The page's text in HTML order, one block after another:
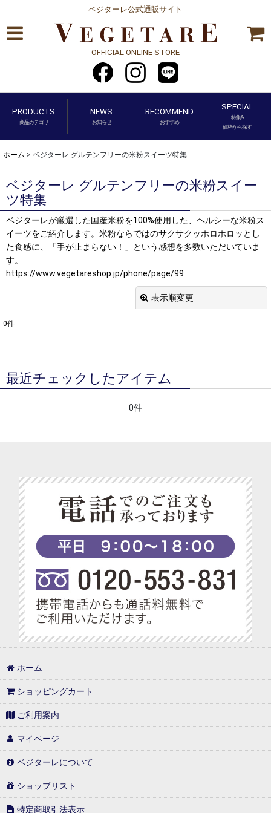
ベジターレ公式通販サイト
OFFICIAL ONLINE STORE
PRODUCTS
商品カテゴリ
NEWS
お知らせ
RECOMMEND
おすすめ
SPECIAL
特集&
価格から探す
ホーム > ベジターレ グルテンフリーの米粉スイーツ特集
ベジターレ グルテンフリーの米粉スイー
ツ特集
ベジターレが厳選した国産米粉を100%使用した、ヘルシーな米粉ス
イーツをご紹介します。米粉ならではのサクサクッホロホロッとし
た食感に、「手が止まらない！」という感想を多数いただいていま
す。
https://www.vegetareshop.jp/phone/page/99
表示順変更
0件
最近チェックしたアイテム
0件
ホーム
ショッピングカート
ご利用案内
マイページ
ベジターレについて
ショップリスト
特定商取引法表示